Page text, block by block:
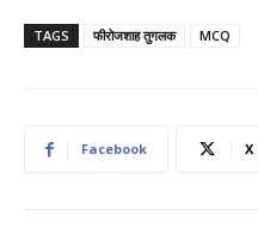
TAGS फीरोजशाह तुगलक MCQ
Facebook X